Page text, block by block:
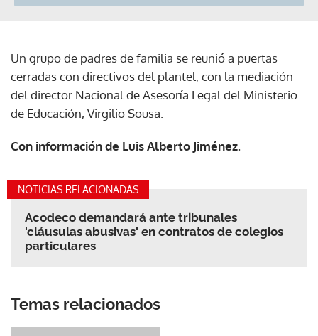
Un grupo de padres de familia se reunió a puertas
cerradas con directivos del plantel, con la mediación
del director Nacional de Asesoría Legal del Ministerio
de Educación, Virgilio Sousa.
Con información de Luis Alberto Jiménez.
NOTICIAS RELACIONADAS
Acodeco demandará ante tribunales
'cláusulas abusivas' en contratos de colegios
particulares
Temas relacionados